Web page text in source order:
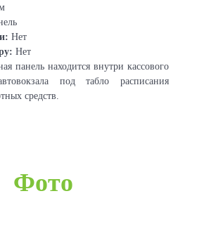
Нет
Нет
панель находится внутри кассового
под табло расписания
средств.
Фото